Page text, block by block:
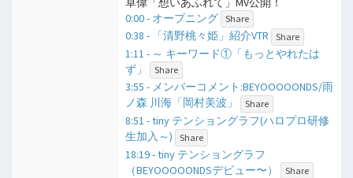
0:00 - オープニング Share
0:38 - 「清野桃々姫」紹介VTR Share
1:11 - ​～ キーワード①「もっとやれたは
ず」
Share
3:55 - メンバーコメント:BEYOOOOONDS/雨
ノ森 川海「岡村美波」
Share
8:51 - tiny テンショングラフ(ハロプロ研修
生加入～)
Share
18:19 - tiny テンショングラフ
（BEYOOOOONDSデビュー〜）
Share